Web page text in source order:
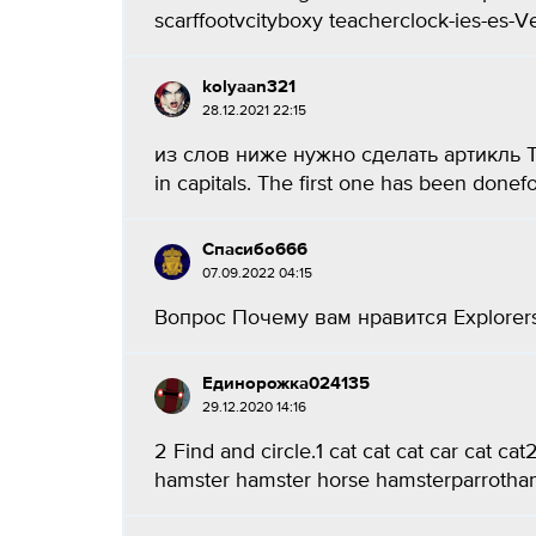
scarffootvcityboxy teacherclock-ies-es-
kolyaan321
28.12.2021 22:15
из слов ниже нужно сделать
in capitals. The first one has been
Спасибо666
07.09.2022 04:15
Вопрос Почему вам нравится
Единорожка024135
29.12.2020 14:16
2 Find and circle.1 cat cat cat car cat
hamster hamster horse